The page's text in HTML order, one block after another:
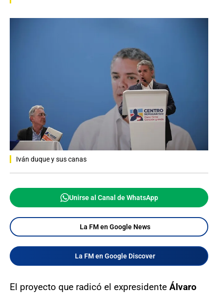
Iván duque y sus canas
Unirse al Canal de WhatsApp
La FM en Google News
La FM en Google Discover
El proyecto que radicó el expresidente Álvaro